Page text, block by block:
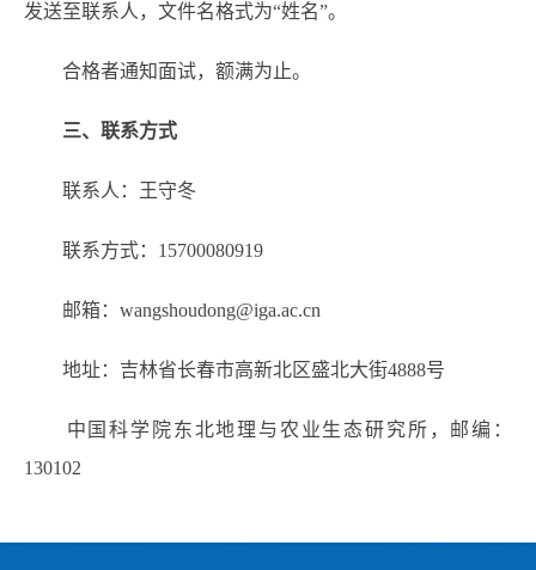
发送至联系人，文件名格式为“姓名”。
合格者通知面试，额满为止。
三、联系方式
联系人：王守冬
联系方式：15700080919
邮箱：wangshoudong@iga.ac.cn
地址：吉林省长春市高新北区盛北大街4888号
中国科学院东北地理与农业生态研究所，邮编：
130102